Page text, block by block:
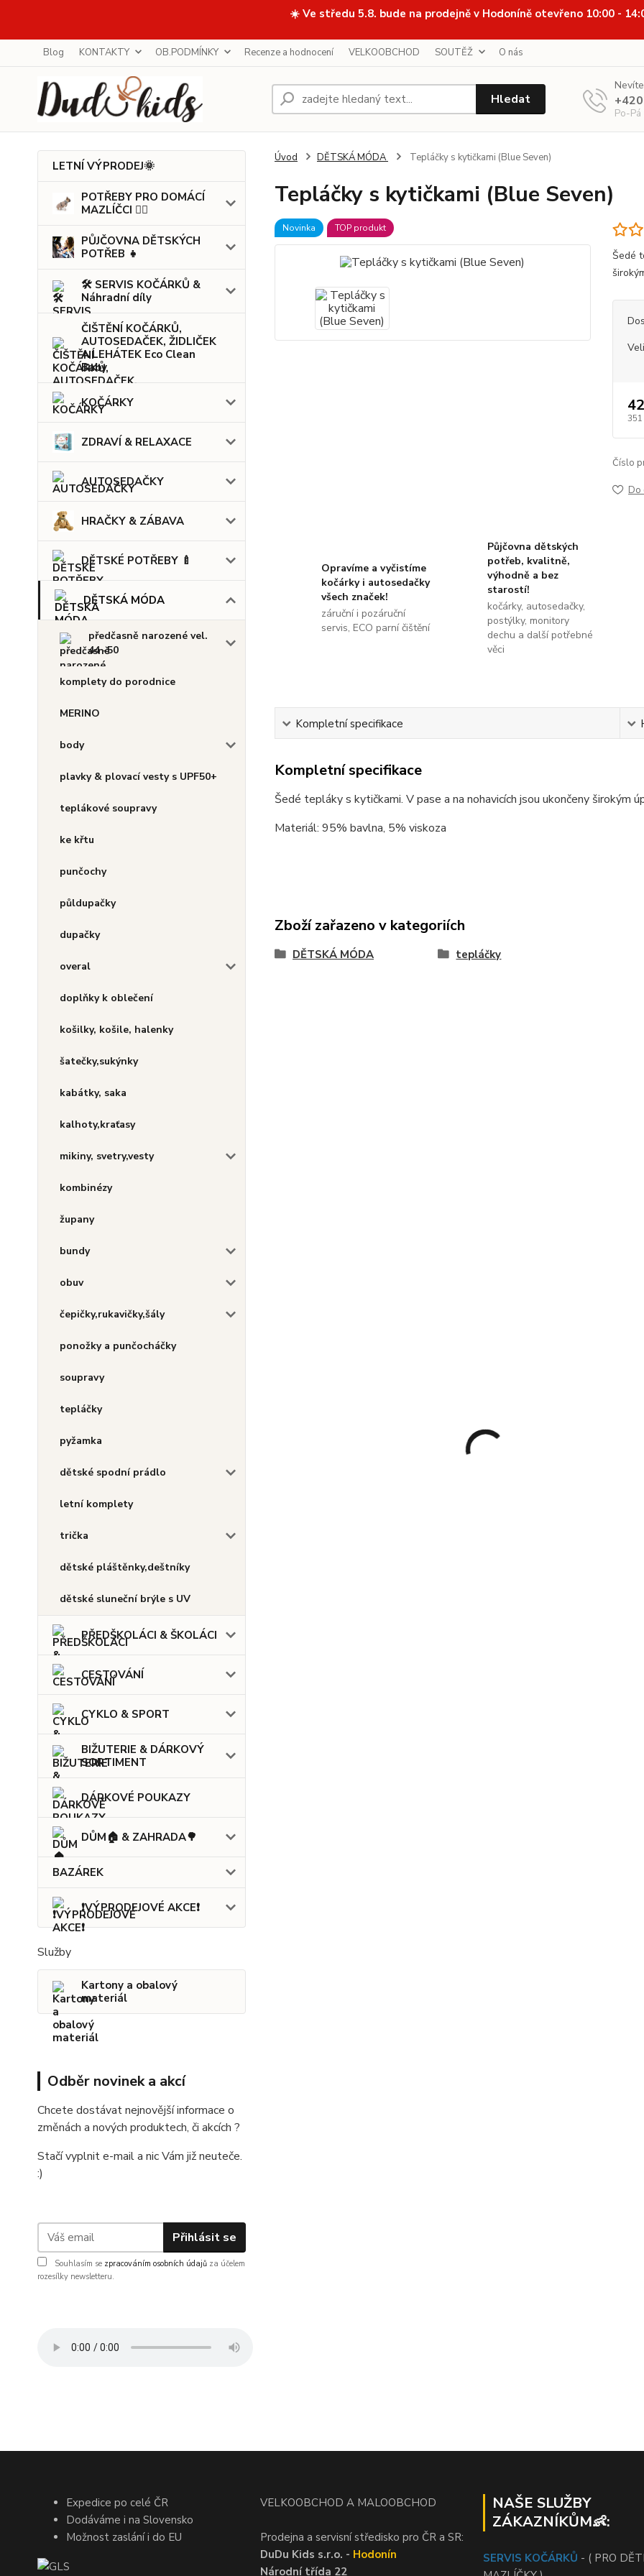
☀️ Ve středu 5.8. bude na prodejně v Hodoníně otevřeno 10:00 -
Blog KONTAKTY OB.PODMÍNKY Recenze a hodnocení VELKOOBCHOD SOUTĚŽ O nás
Hledat
Po-
LETNÍ VÝPRODEJ🌞
POTŘEBY PRO DOMÁCÍ
MAZLÍČCI 🐕‍🦺
PŮJČOVNA DĚTSKÝCH
POTŘEB 👧
🛠️ SERVIS KOČÁRKŮ &
Náhradní díly
ČIŠTĚNÍ KOČÁRKŮ,
AUTOSEDAČEK, ŽIDLIČEK
A LEHÁTEK Eco Clean
Baby
KOČÁRKY
ZDRAVÍ & RELAXACE
AUTOSEDAČKY
HRAČKY & ZÁBAVA
DĚTSKÉ POTŘEBY 🍼
DĚTSKÁ MÓDA
předčasně narozené vel.
44 -50
komplety do porodnice
MERINO
body
plavky & plovací vesty s UPF50+
teplákové soupravy
ke křtu
punčochy
půldupačky
dupačky
overal
doplňky k oblečení
košilky, košile, halenky
šatečky,sukýnky
kabátky, saka
kalhoty,kraťasy
mikiny, svetry,vesty
kombinézy
župany
bundy
obuv
čepičky,rukavičky,šály
ponožky a punčocháčky
soupravy
tepláčky
pyžamka
dětské spodní prádlo
letní komplety
trička
dětské pláštěnky,deštníky
dětské sluneční brýle s UV
PŘEDŠKOLÁCI & ŠKOLÁCI
CESTOVÁNÍ
CYKLO & SPORT
BIŽUTERIE & DÁRKOVÝ
SORTIMENT
DÁRKOVÉ POUKAZY
DŮM🏠 & ZAHRADA🌳
BAZÁREK
❗VÝPRODEJOVÉ AKCE❗
Služby
Kartony a obalový
materiál
Odběr novinek a akcí
Chcete dostávat nejnovější informace o
změnách a nových produktech, či akcích ?
Stačí vyplnit e-mail a nic Vám již neuteče.
:)
Přihlásit se
Souhlasím se zpracováním osobních údajů za účelem
rozesílky newsletteru.
Úvod DĚTSKÁ MÓDA Tepláčky s kytičkami (Blue Seven)
Tepláčky s kytičkami (Blue Seven)
Novinka TOP produkt
Šedé
351
Číslo
Do
Opravíme a vyčistíme
kočárky i autosedačky
všech značek!
záruční i pozáruční
servis, ECO parní čištění
Půjčovna dětských
potřeb, kvalitně,
výhodně a bez
starostí!
kočárky, autosedačky,
postýlky, monitory
dechu a další potřebné
věci
Kompletní specifikace
Kompletní specifikace
Šedé tepláky s kytičkami. V pase a na nohavicích jsou ukončeny širokým
Materiál: 95% bavlna, 5% viskoza
Zboží zařazeno v kategoriích
DĚTSKÁ MÓDA tepláčky
Expedice po celé ČR
Dodáváme i na Slovensko
Možnost zaslání i do EU
VELKOOBCHOD A MALOOBCHOD
Prodejna a servisní středisko pro ČR a SR:
DuDu Kids s.r.o. - Hodonín
Národní třída 22
NAŠE SLUŽBY
ZÁKAZNÍKŮM👶:
SERVIS KOČÁRKŮ - ( PRO